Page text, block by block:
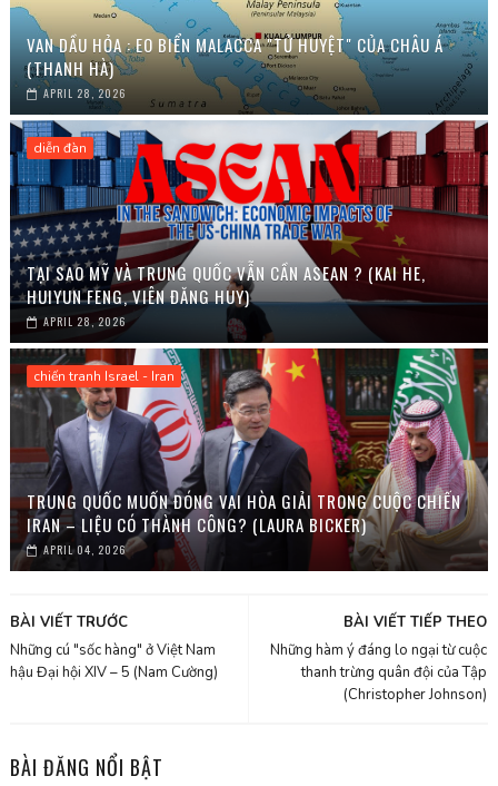
VAN DẦU HỎA : EO BIỂN MALACCA "TỬ HUYỆT" CỦA CHÂU Á
(THANH HÀ)
APRIL 28, 2026
diễn đàn
TẠI SAO MỸ VÀ TRUNG QUỐC VẪN CẦN ASEAN ? (KAI HE,
HUIYUN FENG, VIÊN ĐĂNG HUY)
APRIL 28, 2026
chiến tranh Israel - Iran
TRUNG QUỐC MUỐN ĐÓNG VAI HÒA GIẢI TRONG CUỘC CHIẾN
IRAN – LIỆU CÓ THÀNH CÔNG? (LAURA BICKER)
APRIL 04, 2026
BÀI VIẾT TIẾP THEO
Những hàm ý đáng lo ngại từ cuộc
thanh trừng quân đội của Tập
(Christopher Johnson)
BÀI VIẾT TRƯỚC
Những cú "sốc hàng" ở Việt Nam
hậu Đại hội XIV – 5 (Nam Cường)
BÀI ĐĂNG NỔI BẬT